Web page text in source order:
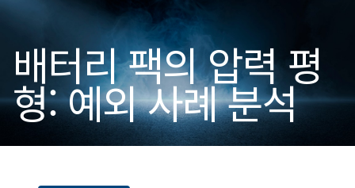
배터리 팩의 압력 평
형: 예외 사례 분석